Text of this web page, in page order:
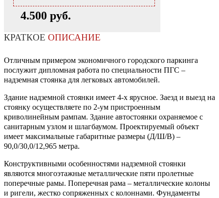
4.500 руб.
КРАТКОЕ ОПИСАНИЕ
Отличным примером экономичного городского паркинга
послужит дипломная работа по специальности ПГС –
надземная стоянка для легковых автомобилей.
Здание надземной стоянки имеет 4-х ярусное. Заезд и выезд на
стоянку осуществляете по 2-ум пристроенным
криволинейным рампам. Здание автостоянки охраняемое с
санитарным узлом и шлагбаумом. Проектируемый объект
имеет максимальные габаритные размеры (Д/Ш/В) –
90,0/30,0/12,965 метра.
Конструктивными особенностями надземной стоянки
являются многоэтажные металлические пяти пролетные
поперечные рамы. Поперечная рама – металлические колоны
и ригели, жестко сопряженных с колоннами. Фундаменты